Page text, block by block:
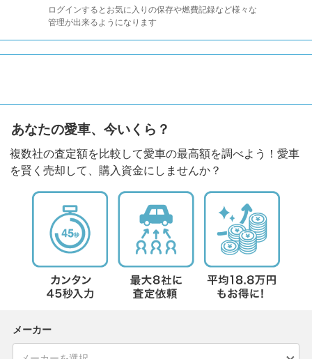
ログインするとお気に入りの保存や燃費記録など様々な
管理が出来るようになります
あなたの愛車、今いくら？
複数社の査定額を比較して愛車の最高額を調べよう！愛車
を賢く売却して、購入資金にしませんか？
メーカー